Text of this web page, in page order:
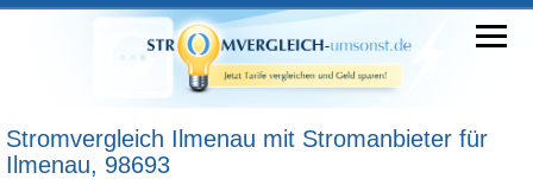
Stromvergleich Ilmenau mit Stromanbieter für
Ilmenau, 98693